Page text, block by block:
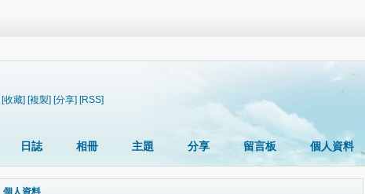
[收藏] [複製] [分享] [RSS]
日誌 相冊 主題 分享 留言板 個人資料
個人資料